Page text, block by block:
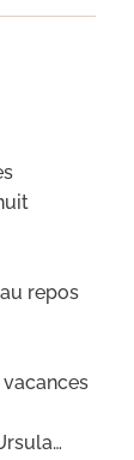
repos